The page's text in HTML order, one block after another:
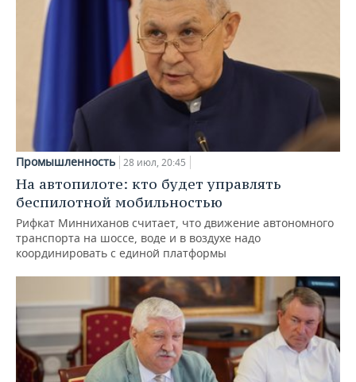
Промышленность 28 июл, 20:45
На автопилоте: кто будет управлять
беспилотной мобильностью
Рифкат Минниханов считает, что движение автономного
транспорта на шоссе, воде и в воздухе надо
координировать с единой платформы